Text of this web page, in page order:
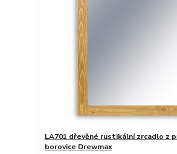
LA701 dřevěné rustikální zrcadlo z
borovice Drewmax